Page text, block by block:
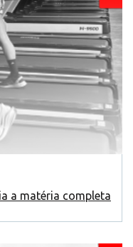
a matéria completa